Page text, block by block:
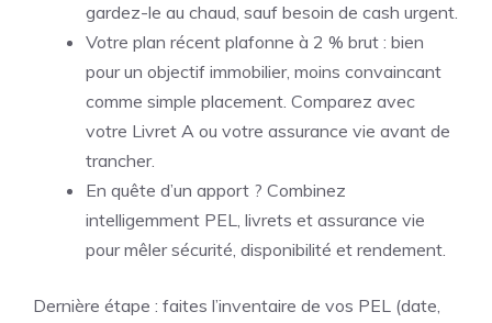
gardez-le au chaud, sauf besoin de cash urgent.
Votre plan récent plafonne à 2 % brut : bien
pour un objectif immobilier, moins convaincant
comme simple placement. Comparez avec
votre Livret A ou votre assurance vie avant de
trancher.
En quête d’un apport ? Combinez
intelligemment PEL, livrets et assurance vie
pour mêler sécurité, disponibilité et rendement.
Dernière étape : faites l’inventaire de vos PEL (date,